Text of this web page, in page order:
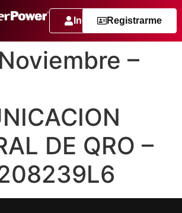
IngresarRegistrarme
–
DE QRO –